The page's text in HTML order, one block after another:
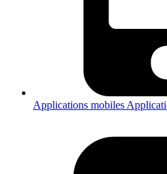
Applications mobiles